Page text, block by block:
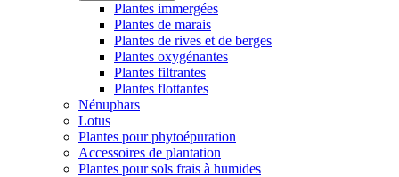
Plantes immergées
Plantes de marais
Plantes de rives et de berges
Plantes oxygénantes
Plantes filtrantes
Plantes flottantes
Nénuphars
Lotus
Plantes pour phytoépuration
Accessoires de plantation
Plantes pour sols frais à humides